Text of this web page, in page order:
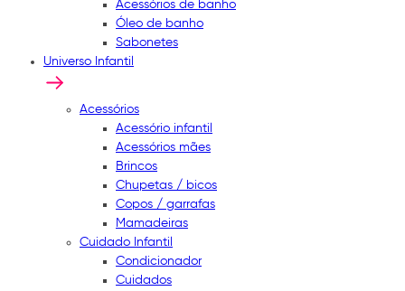
Acessórios de banho
Óleo de banho
Sabonetes
Universo Infantil
Acessórios
Acessório infantil
Acessórios mães
Brincos
Chupetas / bicos
Copos / garrafas
Mamadeiras
Cuidado Infantil
Condicionador
Cuidados